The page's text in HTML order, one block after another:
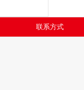
联系方式